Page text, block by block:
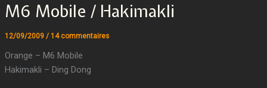
M6 Mobile / Hakimakli
12/09/2009 / 14 commentaires
Orange – M6 Mobile
Hakimakli – Ding Dong